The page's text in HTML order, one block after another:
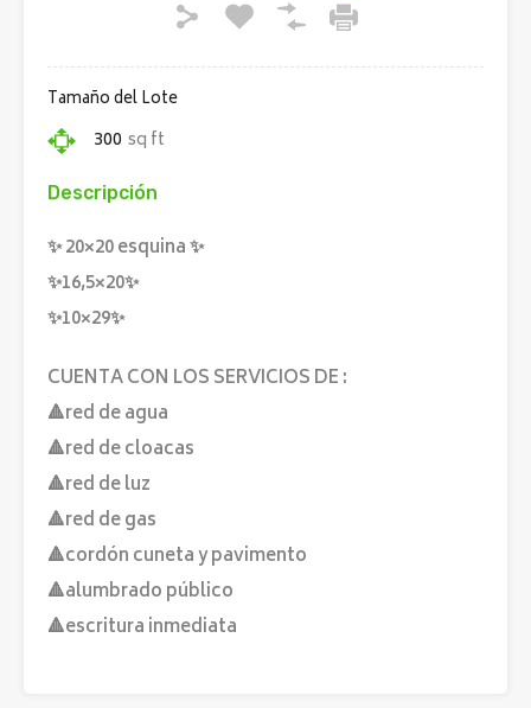
Tamaño del Lote
300 sq ft
Descripción
✨ 20×20 esquina ✨
✨16,5×20✨
✨10×29✨
CUENTA CON LOS SERVICIOS DE :
🔺red de agua
🔺red de cloacas
🔺red de luz
🔺red de gas
🔺cordón cuneta y pavimento
🔺alumbrado público
🔺escritura inmediata